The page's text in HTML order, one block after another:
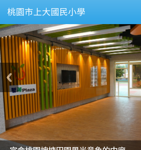
桃園市上大國民小學